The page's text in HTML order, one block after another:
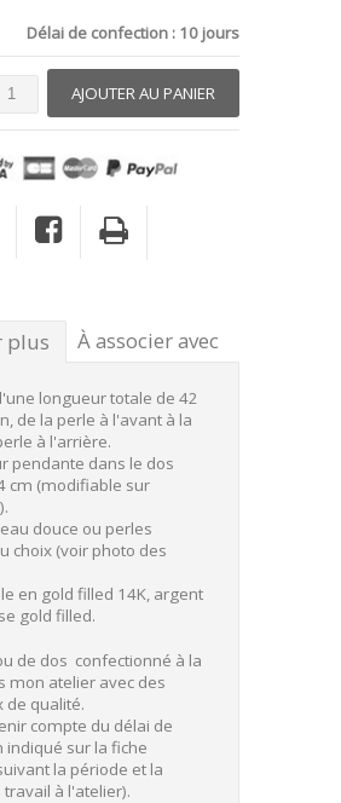
Délai de confection : 10 jours
plus À associer avec
longueur totale de 42
de la perle à l'avant à la
à l'arrière.
pendante dans le dos
cm (modifiable sur
douce ou perles
choix (voir photo des
en gold filled 14K, argent
gold filled.
de dos confectionné à la
mon atelier avec des
de qualité.
compte du délai de
indiqué sur la fiche
la période et la
travail à l'atelier).